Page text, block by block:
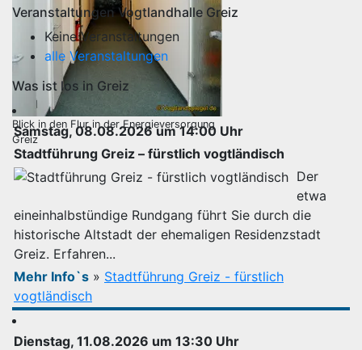
Blick in den Flur in der Energieversorgung
Greiz
Veranstaltungen Vogtlandhalle Greiz
Keine Veranstaltungen
alle Veranstaltungen
Was ist los in Greiz
Samstag, 08.08.2026 um 14:00 Uhr
Stadtführung Greiz – fürstlich vogtländisch
Der
etwa
eineinhalbstündige Rundgang führt Sie durch die
historische Altstadt der ehemaligen Residenzstadt
Greiz. Erfahren...
Mehr Info`s » Stadtführung Greiz - fürstlich
vogtländisch
Dienstag, 11.08.2026 um 13:30 Uhr